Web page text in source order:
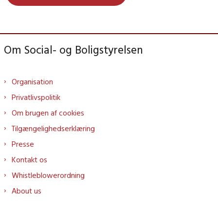
Om Social- og Boligstyrelsen
Organisation
Privatlivspolitik
Om brugen af cookies
Tilgængelighedserklæring
Presse
Kontakt os
Whistleblowerordning
About us